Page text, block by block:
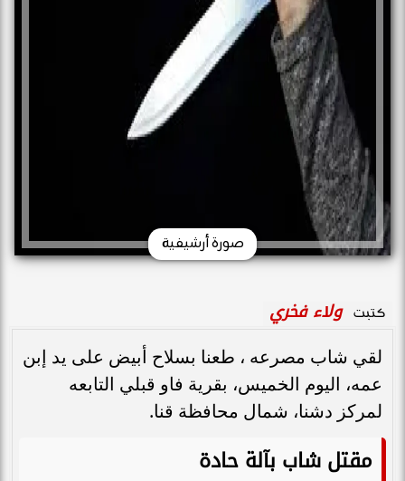
صورة أرشيفية
كتبت ولاء فخري
لقي شاب مصرعه ، طعنا بسلاح أبيض على يد إبن
عمه، اليوم الخميس، بقرية فاو قبلي التابعه
لمركز دشنا، شمال محافظة قنا.
مقتل شاب بآلة حادة